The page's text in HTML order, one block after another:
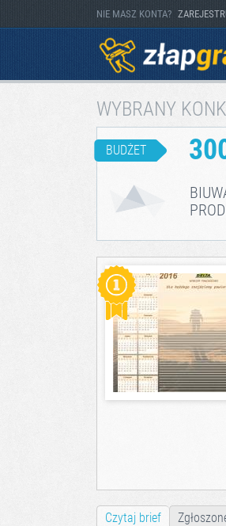
NIE MASZ KONTA?
WYBRANY
BUDŻET
Czytaj brief